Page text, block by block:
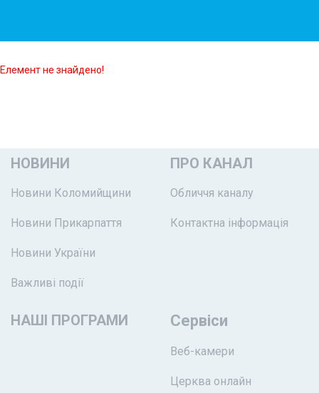
Елемент не знайдено!
НОВИНИ
Новини Коломийщини
Новини Прикарпаття
Новини України
Важливі події
ПРО КАНАЛ
Обличчя каналу
Контактна інформація
НАШІ ПРОГРАМИ Сервіси
Веб-камери
Церква онлайн